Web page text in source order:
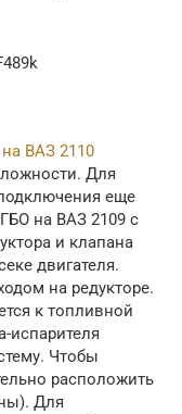
на ВАЗ 2110
Для
еще
на ВАЗ 2109 с
и клапана
двигателя.
на редукторе.
к топливной
испарителя
Чтобы
расположить
Для